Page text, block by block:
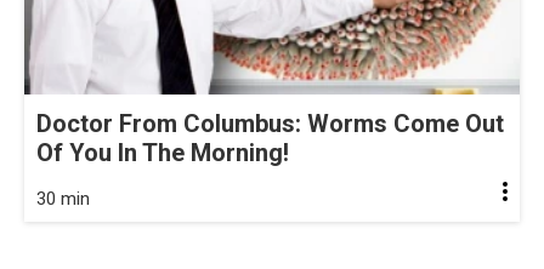
Doctor From Columbus: Worms Come Out
Of You In The Morning!
30 min